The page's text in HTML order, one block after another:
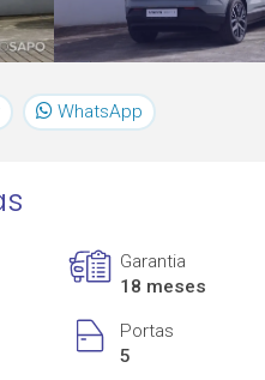
WhatsApp
Garantia
18 meses
Portas
5